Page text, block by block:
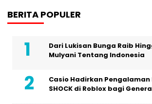
BERITA POPULER
Dari Lukisan Bunga Raib
Mulyani Tentang Indonesia
Casio Hadirkan Pengalaman
SHOCK di Roblox bagi